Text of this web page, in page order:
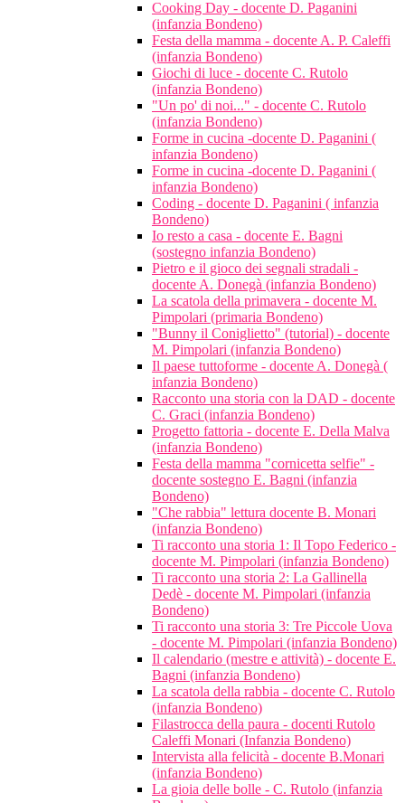
Cooking Day - docente D. Paganini
(infanzia Bondeno)
Festa della mamma - docente A. P. Caleffi
(infanzia Bondeno)
Giochi di luce - docente C. Rutolo
(infanzia Bondeno)
"Un po' di noi..." - docente C. Rutolo
(infanzia Bondeno)
Forme in cucina -docente D. Paganini (
infanzia Bondeno)
Forme in cucina -docente D. Paganini (
infanzia Bondeno)
Coding - docente D. Paganini ( infanzia
Bondeno)
Io resto a casa - docente E. Bagni
(sostegno infanzia Bondeno)
Pietro e il gioco dei segnali stradali -
docente A. Donegà (infanzia Bondeno)
La scatola della primavera - docente M.
Pimpolari (primaria Bondeno)
"Bunny il Coniglietto" (tutorial) - docente
M. Pimpolari (infanzia Bondeno)
Il paese tuttoforme - docente A. Donegà (
infanzia Bondeno)
Racconto una storia con la DAD - docente
C. Graci (infanzia Bondeno)
Progetto fattoria - docente E. Della Malva
(infanzia Bondeno)
Festa della mamma "cornicetta selfie" -
docente sostegno E. Bagni (infanzia
Bondeno)
"Che rabbia" lettura docente B. Monari
(infanzia Bondeno)
Ti racconto una storia 1: Il Topo Federico -
docente M. Pimpolari (infanzia Bondeno)
Ti racconto una storia 2: La Gallinella
Dedè - docente M. Pimpolari (infanzia
Bondeno)
Ti racconto una storia 3: Tre Piccole Uova
- docente M. Pimpolari (infanzia Bondeno)
Il calendario (mestre e attività) - docente E.
Bagni (infanzia Bondeno)
La scatola della rabbia - docente C. Rutolo
(infanzia Bondeno)
Filastrocca della paura - docenti Rutolo
Caleffi Monari (Infanzia Bondeno)
Intervista alla felicità - docente B.Monari
(infanzia Bondeno)
La gioia delle bolle - C. Rutolo (infanzia